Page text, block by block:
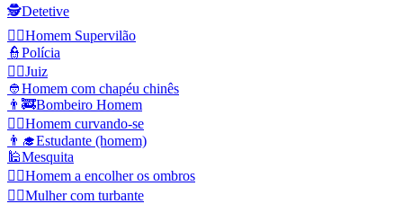
🕵️Detetive
🦹‍♂️Homem Supervilão
👮Polícia
👨‍⚖️Juiz
👲Homem com chapéu chinês
👨‍🚒Bombeiro Homem
🙇‍♂️Homem curvando-se
👨‍🎓Estudante (homem)
🕌Mesquita
🤷‍♂️Homem a encolher os ombros
👳‍♀️Mulher com turbante